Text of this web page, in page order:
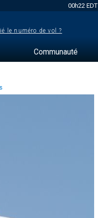
00h22 EDT
le numéro de vol ?
Communauté